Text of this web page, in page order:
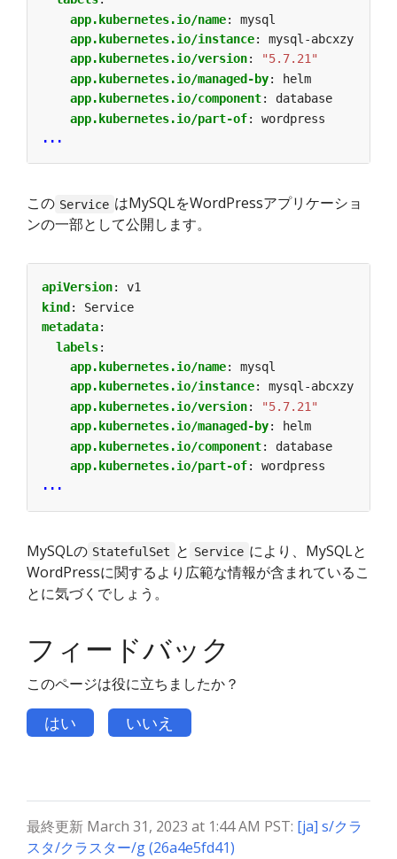
app.kubernetes.io/name:
mysql
app.kubernetes.io/instance:
mysql-abcxzy
app.kubernetes.io/version:
"5.7.21"
app.kubernetes.io/managed-by:
helm
app.kubernetes.io/component:
database
app.kubernetes.io/part-of:
wordpress
...
この Service はMySQLをWordPressアプリケーショ
ンの一部として公開します。
apiVersion:
v1
kind :
Service
metadata:
labels:
app.kubernetes.io/name:
mysql
app.kubernetes.io/instance:
mysql-abcxzy
app.kubernetes.io/version:
"5.7.21"
app.kubernetes.io/managed-by:
helm
app.kubernetes.io/component:
database
app.kubernetes.io/part-of:
wordpress
...
MySQLの StatefulSet と Service により、MySQLと
WordPressに関するより広範な情報が含まれているこ
とに気づくでしょう。
フィードバック
このページは役に立ちましたか？
はい いいえ
最終更新 March 31, 2023 at 1:44 AM PST: [ja] s/クラ
スタ/クラスター/g (26a4e5fd41)